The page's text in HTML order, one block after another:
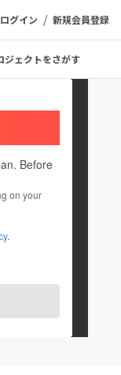
ログイン / 新規会員登録
ジェクトをさがす
Before
on your
.